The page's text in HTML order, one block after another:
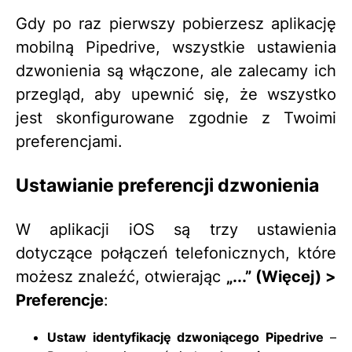
Gdy po raz pierwszy pobierzesz aplikację
mobilną Pipedrive, wszystkie ustawienia
dzwonienia są włączone, ale zalecamy ich
przegląd, aby upewnić się, że wszystko
jest skonfigurowane zgodnie z Twoimi
preferencjami.
Ustawianie preferencji dzwonienia
W aplikacji iOS są trzy ustawienia
dotyczące połączeń telefonicznych, które
możesz znaleźć, otwierając „...” (Więcej) >
Preferencje:
Ustaw identyfikację dzwoniącego Pipedrive –